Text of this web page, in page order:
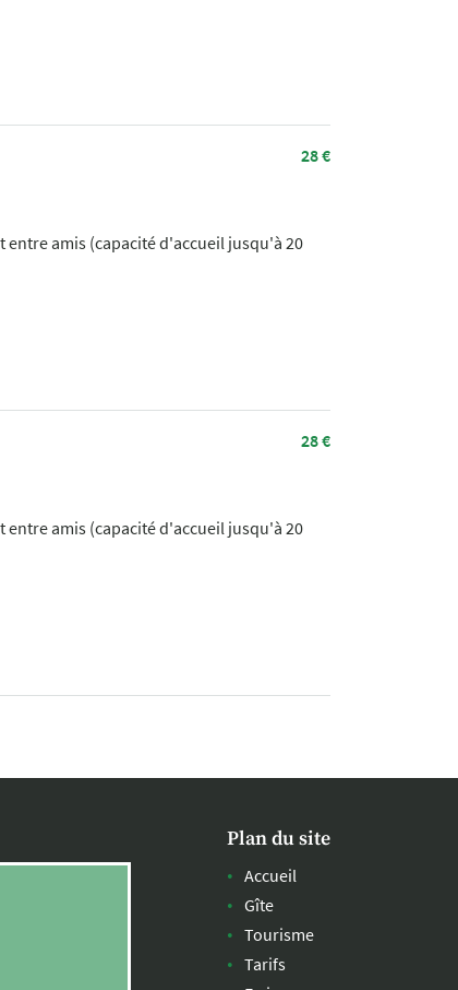
28 €
amis (capacité d'accueil jusqu'à 20
28 €
amis (capacité d'accueil jusqu'à 20
Plan du site
Accueil
Gîte
Tourisme
Tarifs